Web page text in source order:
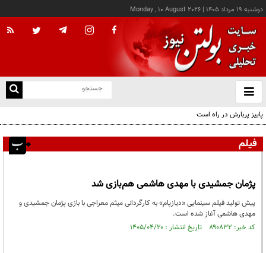
دوشنبه ۱۹ مرداد ۱۴۰۵ |
Monday , 10 August 2026
باز
و
پاییز پربارش در راه است
فیلم
پژمان جمشیدی با مهدی هاشمی هم‌بازی شد
پیش تولید فیلم سینمایی «دیازپام» به کارگردانی میثم معراجی با بازی پژمان جمشیدی و
مهدی هاشمی آغاز شده است.
کد خبر: ۸۹۰۸۳۲ تاریخ انتشار : ۱۴۰۵/۰۴/۲۰